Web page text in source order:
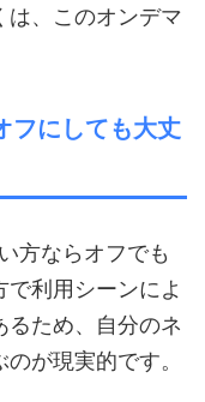
は、このオンデマ
フにしても大丈
方ならオフでも
利用シーンによ
るため、自分のネ
が現実的です。